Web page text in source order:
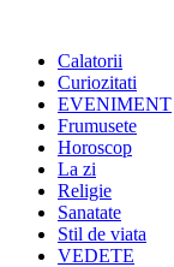
Calatorii
Curiozitati
EVENIMENT
Frumusete
Horoscop
La zi
Religie
Sanatate
Stil de viata
VEDETE